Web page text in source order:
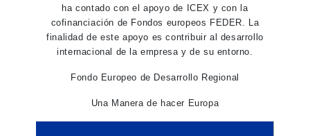
ha contado con el apoyo de ICEX y con la
cofinanciación de Fondos europeos FEDER. La
finalidad de este apoyo es contribuir al desarrollo
internacional de la empresa y de su entorno.
Fondo Europeo de Desarrollo Regional
Una Manera de hacer Europa